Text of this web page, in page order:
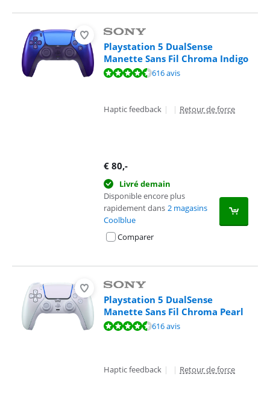
Playstation 5 DualSense
Manette Sans Fil Chroma Indigo
La note est de 9,4 sur 10, basée sur 616 avis.
616 avis
Haptic feedback | | Retour de force
€ 80,-
Livré demain
Disponible encore plus
rapidement dans 2 magasins
Coolblue
Comparer
Playstation 5 DualSense
Manette Sans Fil Chroma Pearl
La note est de 9,4 sur 10, basée sur 616 avis.
616 avis
Haptic feedback | | Retour de force